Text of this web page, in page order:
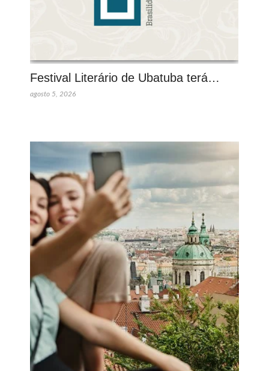
Festival Literário de Ubatuba terá…
agosto 5, 2026